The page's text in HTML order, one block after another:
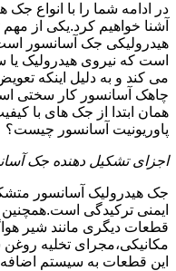
در ادامه شما را با انواع
آشنا خواهیم کرد.یکی از
هیدرولیکی جک آسانسور
است که نیروی هیدرولیک یا
می کند و به دلیل اینکه
چاهک آسانسور کار سختی
همان ابتدا از جک های با
پاوریونیت آسانسور چیست؟
اجزای تشکیل دهنده جک
جک هیدرولیک آسانسور
ایمنی ترکیدگی
قطعات دیگری مانند شیر
مکانیکی،مجرای تخلیه
این قطعات به سیستم